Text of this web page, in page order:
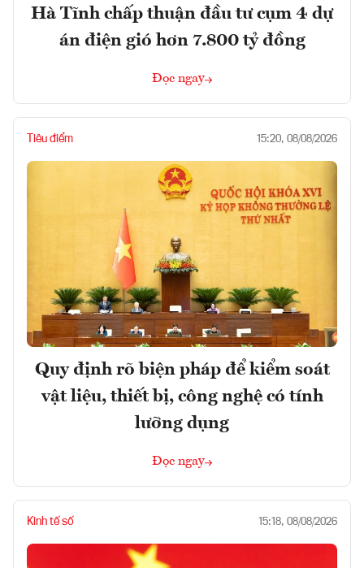
Hà Tĩnh chấp thuận đầu tư cụm 4 dự
án điện gió hơn 7.800 tỷ đồng
Đọc ngay
Tiêu điểm 15:20, 08/08/2026
Quy định rõ biện pháp để kiểm soát
vật liệu, thiết bị, công nghệ có tính
lưỡng dụng
Đọc ngay
Kinh tế số 15:18, 08/08/2026